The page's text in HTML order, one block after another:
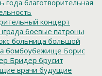
года благотворительная
концерт
боевые патроны
больница большой
бомбоубежище Борис
Бридер брусит
врачи будущие